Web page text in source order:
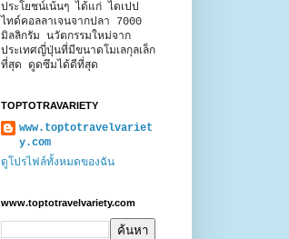
ประโยชน์เน้นๆ ได้แก่ ไดเปป
ไทด์คอลลาเจนจากปลา 7000
มิลลิกรัม นวัตกรรมใหม่จาก
ประเทศญี่ปุ่นที่มีขนาดโมเลกุลเล็ก
ที่สุด ดูดซึมได้ดีที่สุด
TOPTOTRAVARIETY
www.toptotravelvariet
y.com
ดูโปรไฟล์ทั้งหมดของฉัน
www.toptotravelvariety.com